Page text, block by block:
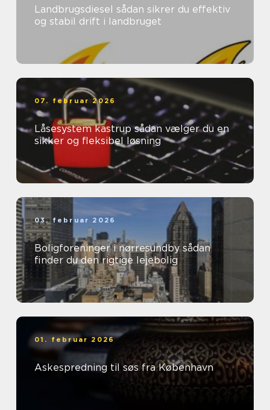
Landbrugsdiesel sådan sikrer du effektiv
og stabil drift i landbruget
07. februar 2026
Låsesystem kastrup sådan vælger du en
sikker og fleksibel løsning
03. februar 2026
Boligforeninger i nørresundby sådan
finder du den rigtige lejebolig
01. februar 2026
Askespredning til søs fra København